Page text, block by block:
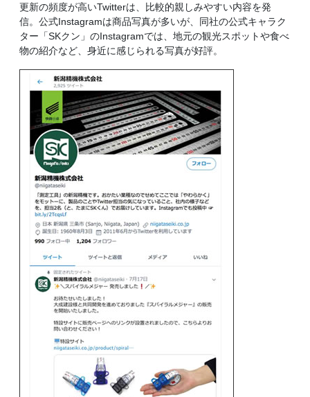
更新の頻度が高いTwitterは、比較的親しみやすい内容を発
信。公式Instagramは商品写真が多いが、同社の公式キャラク
ター「SKクン」のInstagramでは、地元の観光スポットや食べ
物の紹介など、身近に感じられる写真が好評。